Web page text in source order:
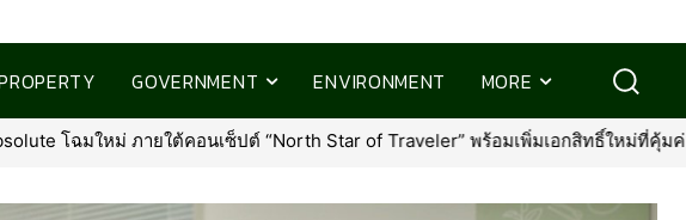
GOVERNMENT ENVIRONMENT MORE
of Traveler” พร้อมเพิ่มเอกสิทธิ์ใหม่ที่คุ้มค่ากว่าเดิม•กรุงเทพประกันภัย ร่วมส่งคว